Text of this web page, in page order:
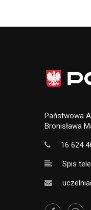
Państwowa
Bronisława
16 624
Spis